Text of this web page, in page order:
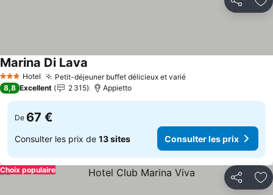
Partager
3 ÉtoilesHotel Petit-déjeuner buffet délicieux et variéConsulter les prix
Marina Di Lava
8,8 Excellent 2 315 Appietto
De 67 €
Consulter les prix de 13 sites Consulter les prix
Partager
Choix populaire